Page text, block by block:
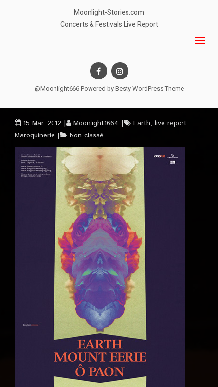
Moonlight-Stories.com
Concerts & Festivals Live Report
@Moonlight666 Powered by Besty WordPress Theme
15 Mar, 2012 Moonlight1664 Earth, live report,
Maroquinerie
Non classé